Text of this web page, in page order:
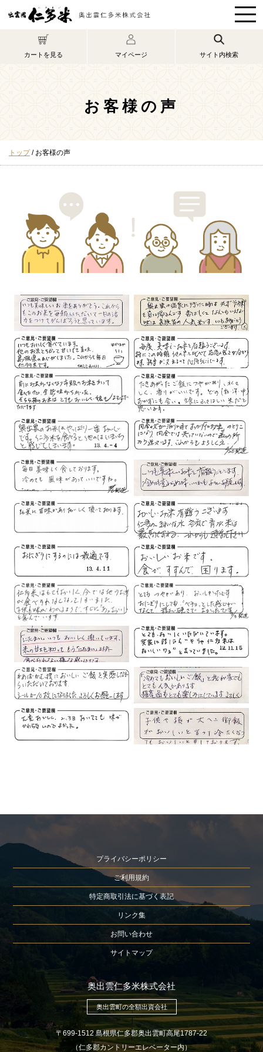
このページの本文へ
カートを見る マイページ サイト内検索
お客様の声
現
トップ/ お客様の声
プライバシーポリシー
ご利用規約
特定商取引法に基づく表記
リンク集
お問い合わせ
サイトマップ
奥出雲仁多米株式会社
奥出雲町の全額出資会社
〒699-1512 島根県仁多郡奥出雲町高尾1787-22
（仁多郡カントリーエレベーター内）